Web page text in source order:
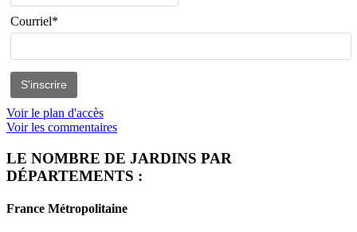
Courriel*
Voir le plan d'accès
Voir les commentaires
LE NOMBRE DE JARDINS PAR
DÉPARTEMENTS :
France Métropolitaine